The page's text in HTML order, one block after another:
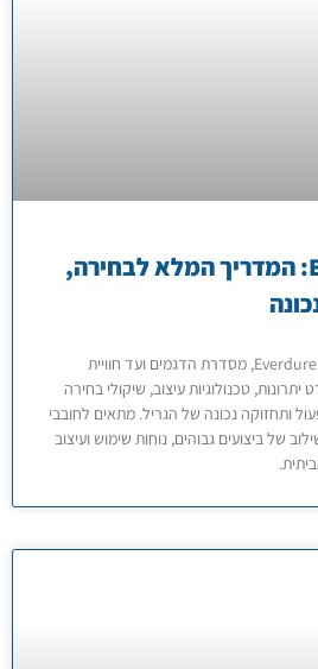
גריל גז Everdure: המדריך המלא לבחירה,
היכרות מעמיקה עם גריל גז Everdure, מסדרת הדגמים ועד חוויית
טכנולוגיות עיצוב, שיקולי בחירה
ותחזוקה נכונה של הגריל. מתאים לחובבי
של ביצועים גבוהים, נוחות שימוש ועיצוב